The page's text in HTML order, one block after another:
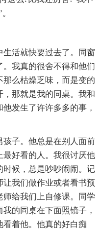
活就快要过去了。同窗
我真的很舍不得和他们
么枯燥乏味，而是变的
那就是我的同桌。我和
发生了许许多多的事，
子。他总是在别人面前
好看的人。我很讨厌他
候，总是吵吵闹闹。记
我们做作业或者看书预
给我们上自修课。同学
的同桌在下面照镜子，
着他。他真的好白痴